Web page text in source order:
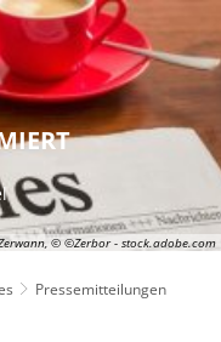
© ©Zerbor - stock.adobe.com
Pressemitteilungen